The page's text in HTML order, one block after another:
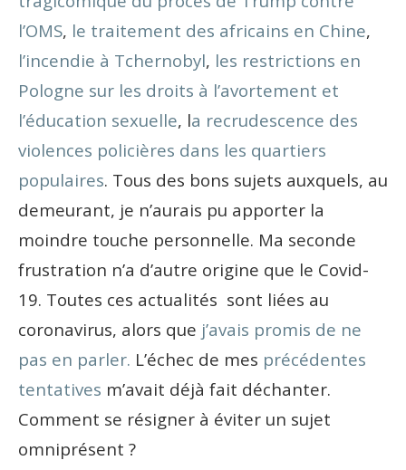
l’OMS, le traitement des africains en Chine,
l’incendie à Tchernobyl, les restrictions en
Pologne sur les droits à l’avortement et
l’éducation sexuelle, la recrudescence des
violences policières dans les quartiers
populaires. Tous des bons sujets auxquels, au
demeurant, je n’aurais pu apporter la
moindre touche personnelle. Ma seconde
frustration n’a d’autre origine que le Covid-
19. Toutes ces actualités sont liées au
coronavirus, alors que j’avais promis de ne
pas en parler. L’échec de mes précédentes
tentatives m’avait déjà fait déchanter.
Comment se résigner à éviter un sujet
omniprésent ?